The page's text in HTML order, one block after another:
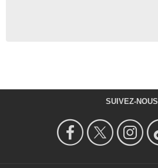
SUIVEZ-NOUS